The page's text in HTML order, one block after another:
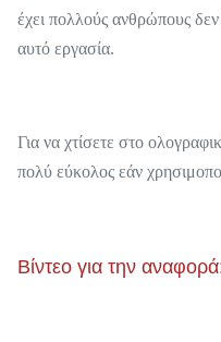
έχει πολλούς ανθρώπους
αυτό εργασία.
Για να χτίσετε στο
πολύ εύκολος εάν
Βίντεο για την